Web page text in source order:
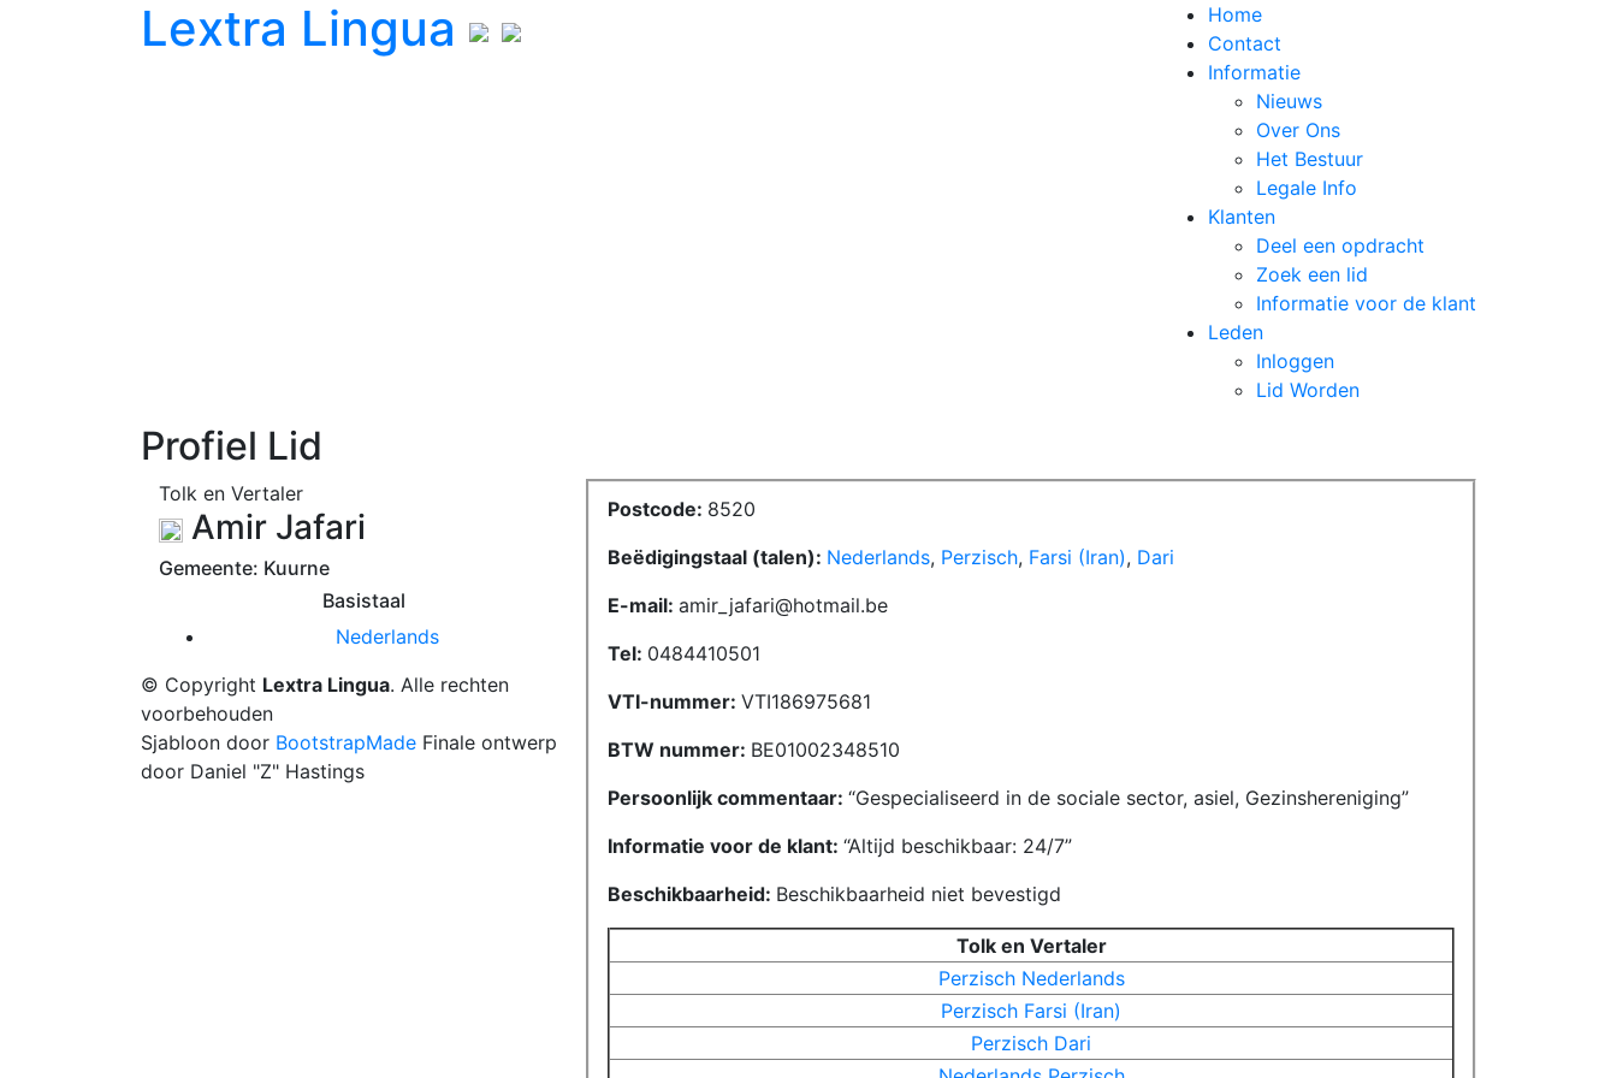
Lextra Lingua
Home
Contact
Informatie
Nieuws
Over Ons
Het Bestuur
Legale Info
Klanten
Deel een opdracht
Zoek een lid
Informatie voor de klant
Leden
Inloggen
Lid Worden
Profiel Lid
Tolk en Vertaler
Amir Jafari
Gemeente: Kuurne
Basistaal
Nederlands
Postcode: 8520
Beëdigingstaal (talen): Nederlands, Perzisch, Farsi (Iran), Dari
E-mail: amir_jafari@hotmail.be
Tel: 0484410501
VTI-nummer: VTI186975681
BTW nummer: BE01002348510
Persoonlijk commentaar: Gespecialiseerd in de sociale sector, asiel, Gezinshereniging
Informatie voor de klant: Altijd beschikbaar: 24/7
Beschikbaarheid: Beschikbaarheid niet bevestigd
Tolk en Vertaler
Perzisch Nederlands
Perzisch Farsi (Iran)
Perzisch Dari
© Copyright Lextra Lingua. Alle rechten
voorbehouden
Sjabloon door BootstrapMade Finale ontwerp
door Daniel "Z" Hastings